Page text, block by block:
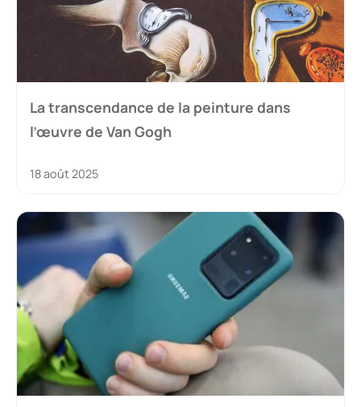
La transcendance de la peinture dans
l’œuvre de Van Gogh
18 août 2025